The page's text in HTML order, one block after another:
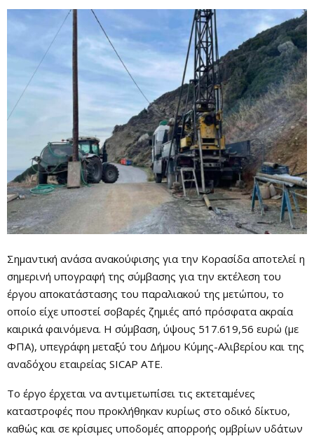
Σημαντική ανάσα ανακούφισης για την Κορασίδα αποτελεί η
σημερινή υπογραφή της σύμβασης για την εκτέλεση του
έργου αποκατάστασης του παραλιακού της μετώπου, το
οποίο είχε υποστεί σοβαρές ζημιές από πρόσφατα ακραία
καιρικά φαινόμενα. Η σύμβαση, ύψους 517.619,56 ευρώ (με
ΦΠΑ), υπεγράφη μεταξύ του Δήμου Κύμης-Αλιβερίου και της
αναδόχου εταιρείας SICAP ATE.
Το έργο έρχεται να αντιμετωπίσει τις εκτεταμένες
καταστροφές που προκλήθηκαν κυρίως στο οδικό δίκτυο,
καθώς και σε κρίσιμες υποδομές απορροής ομβρίων υδάτων